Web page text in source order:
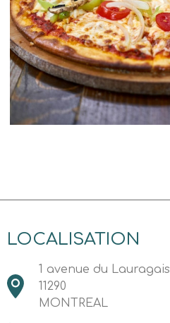
LOCALISATION
1 avenue du Lauragais
11290
MONTREAL